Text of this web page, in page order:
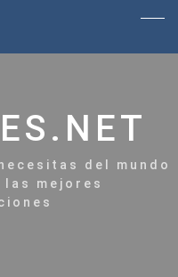
del mundo
mejores